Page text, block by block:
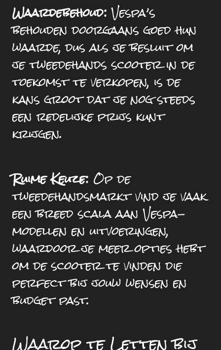
Waardebehoud:Vespa’s
behouden doorgaans goed hun
waarde, dus als je besluit om
je tweedehands scooter in de
toekomst te verkopen, is de
kans groot dat je nog steeds
een redelijke prijs kunt
krijgen.
Ruime Keuze: Op de
tweedehandsmarkt vind je vaak
een breed scala aan Vespa-
modellen en uitvoeringen,
waardoor je meer opties hebt
om de scooter te vinden die
perfect bij jouw wensen en
budget past.